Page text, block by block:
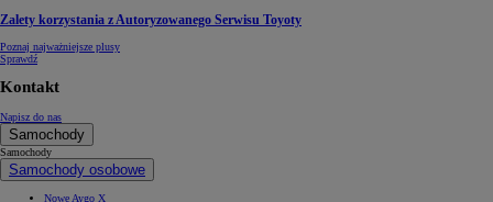
Zalety korzystania z Autoryzowanego Serwisu Toyoty
Poznaj najważniejsze plusy
Sprawdź
Kontakt
Napisz do nas
Samochody
Samochody
Samochody osobowe
Nowe Aygo X